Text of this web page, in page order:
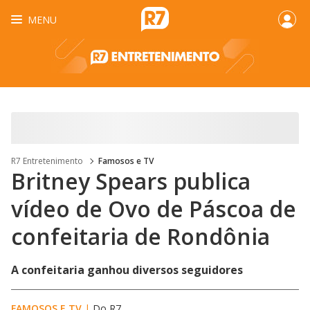
MENU
R7 Entretenimento Famosos e TV
Britney Spears publica
vídeo de Ovo de Páscoa de
confeitaria de Rondônia
A confeitaria ganhou diversos seguidores